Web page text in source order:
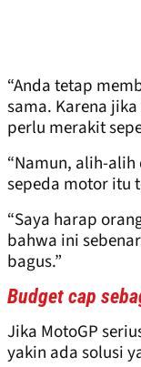
“Anda tetap
sama. Karena
perlu merakit
“Namun, alih-
sepeda motor itu
“Saya harap
bahwa ini
bagus.”
Budget cap
Jika MotoGP
yakin ada solusi